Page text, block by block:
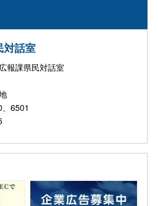
対話室
報課県民対話室
番地
6501